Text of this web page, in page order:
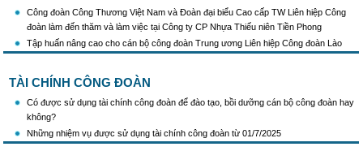
Công đoàn Công Thương Việt Nam và Đoàn đại biểu Cao cấp TW Liên hiệp Công
đoàn làm đến thăm và làm việc tại Công ty CP Nhựa Thiếu niên Tiền Phong
Tập huấn nâng cao cho cán bộ công đoàn Trung ương Liên hiệp Công đoàn Lào
TÀI CHÍNH CÔNG ĐOÀN
Có được sử dụng tài chính công đoàn để đào tạo, bồi dưỡng cán bộ công đoàn hay
không?
Những nhiệm vụ được sử dụng tài chính công đoàn từ 01/7/2025